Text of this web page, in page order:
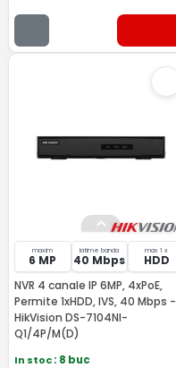
maxim
6 MP
latime banda
40 Mbps
max 1 x
HDD
NVR 4 canale IP 6MP, 4xPoE,
Permite 1xHDD, IVS, 40 Mbps -
HikVision DS-7104NI-
Q1/4P/M(D)
In stoc: 8 buc